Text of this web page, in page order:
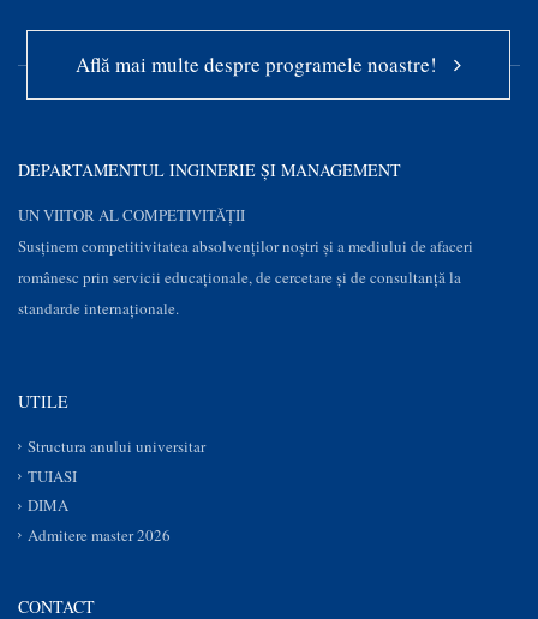
Află mai multe despre programele noastre!
DEPARTAMENTUL INGINERIE ȘI MANAGEMENT
UN VIITOR AL COMPETIVITĂȚII
Susţinem competitivitatea absolvenților noștri și a mediului de afaceri
românesc prin servicii educaţionale, de cercetare şi de consultanţă la
standarde internaționale.
UTILE
Structura anului universitar
TUIASI
DIMA
Admitere master 2026
CONTACT